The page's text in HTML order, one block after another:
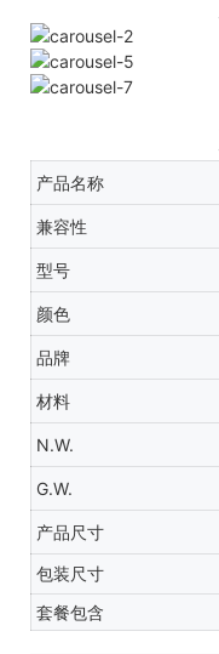
产品名称
兼容性
型号
颜色
品牌
材料
N.W.
G.W.
产品尺寸
包装尺寸
套餐包含